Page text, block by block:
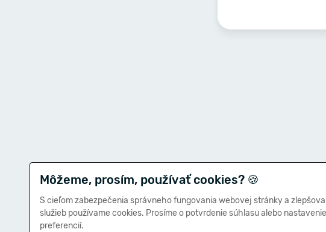
Môžeme, prosím, používať cookies? 🍪
S cieľom zabezpečenia správneho fungovania webovej stránky a
služieb používame cookies. Prosíme o potvrdenie súhlasu alebo
preferencií.